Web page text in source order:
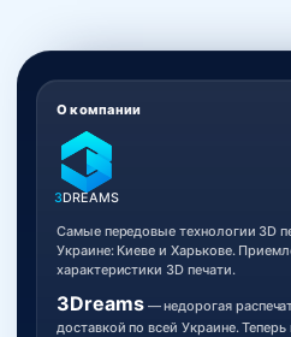
О компании
3DREAMS
Самые передовые технологии 3D
Украине: Киеве и Харькове.
характеристики 3D печати.
3Dreams— недорогая
доставкой по всей Украине.